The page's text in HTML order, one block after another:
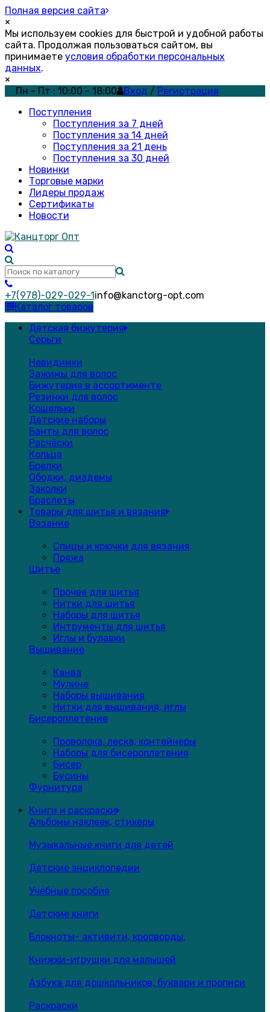
Полная версия сайта
×
Мы используем cookies для быстрой и удобной работы
сайта. Продолжая пользоваться сайтом, вы
принимаете условия обработки персональных
данных.
×
Пн - Пт : 10:00 - 18:00
Вход / Регистрация
Поступления
Поступления за 7 дней
Поступления за 14 дней
Поступления за 21 день
Поступления за 30 дней
Новинки
Торговые марки
Лидеры продаж
Сертификаты
Новости
+7(978)-029-029-1info@kanctorg-opt.com
Каталог товаров
Детская бижутерия
Серьги
Невидимки
Зажимы для волос
Бижутерия в ассортименте
Резинки для волос
Кошельки
Детские наборы
Банты для волос
Расчёски
Кольца
Брелки
Ободки, диадемы
Заколки
Браслеты
Товары для шитья и вязания
Вязание
Спицы и крючки для вязания
Пряжа
Шитье
Прочее для шитья
Нитки для шитья
Наборы для шитья
Интрументы для шитья
Иглы и булавки
Вышивание
Канва
Мулине
Наборы вышивания
Нитки для вышивания, иглы
Бисероплетение
Проволока, леска, контейнеры
Наборы для бисероплетения
Бисер
Бусины
Фурнитура
Книги и раскраски
Альбомы наклеек, стикеры
Музыкальные книги для детей
Детские энциклопедии
Учебные пособия
Детские книги
Блокноты- активити, кросворды,
Книжки-игрушки для малышей
Азбука для дошкольников, буквари и прописи
Раскраски